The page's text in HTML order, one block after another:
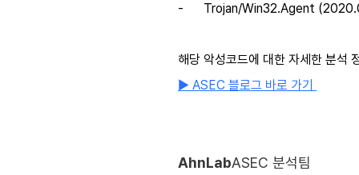
-
Trojan/Win32.Agent
해당 악성코드에 대한 자세한 분석
▶ ASEC 블로그 바로 가기
AhnLabASEC 분석팀